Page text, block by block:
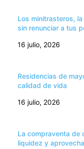
Los minitrasteros,
sin renunciar a tus
16 julio, 2026
Residencias de
calidad de vida
16 julio, 2026
La compraventa de
liquidez y